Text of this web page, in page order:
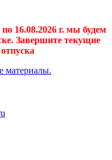
16.08.2026 г. мы будем
Завершите текущие